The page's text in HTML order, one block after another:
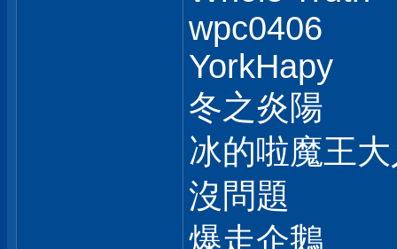
wpc0406
YorkHapy
冬之炎陽
冰的啦魔王
沒問題
爆走企鵝